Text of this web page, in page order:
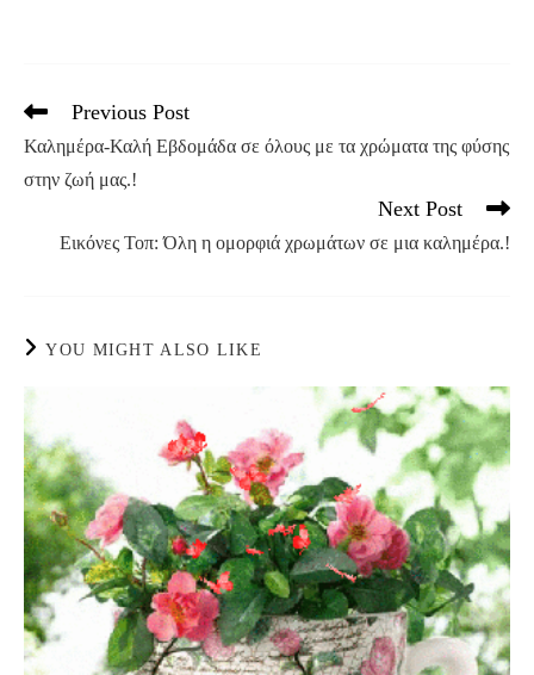
Read
articles
Previous Post
Καλημέρα-Καλή Εβδομάδα σε όλους με τα χρώματα της φύσης
στην ζωή μας.!
Next Post
Εικόνες Τοπ: Όλη η ομορφιά χρωμάτων σε μια καλημέρα.!
YOU MIGHT ALSO LIKE